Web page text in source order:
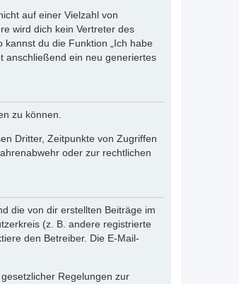
auf einer Vielzahl von
wird dich kein Vertreter des
du die Funktion „Ich habe
anschließend ein neu generiertes
zu können.
Dritter, Zeitpunkte von Zugriffen
oder zur rechtlichen
die von dir erstellten Beiträge im
(z. B. andere registrierte
den Betreiber. Die E-Mail-
Regelungen zur